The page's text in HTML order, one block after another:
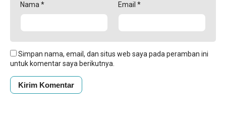
Nama* Email *
Simpan nama, email, dan situs web saya pada peramban ini
untuk komentar saya berikutnya.